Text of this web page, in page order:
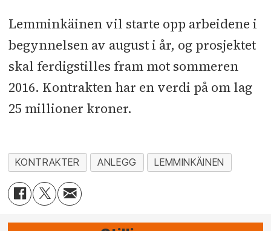
Lemminkäinen vil starte opp arbeidene i
begynnelsen av august i år, og prosjektet
skal ferdigstilles fram mot sommeren
2016. Kontrakten har en verdi på om lag
25 millioner kroner.
KONTRAKTER ANLEGG LEMMINKÄINEN